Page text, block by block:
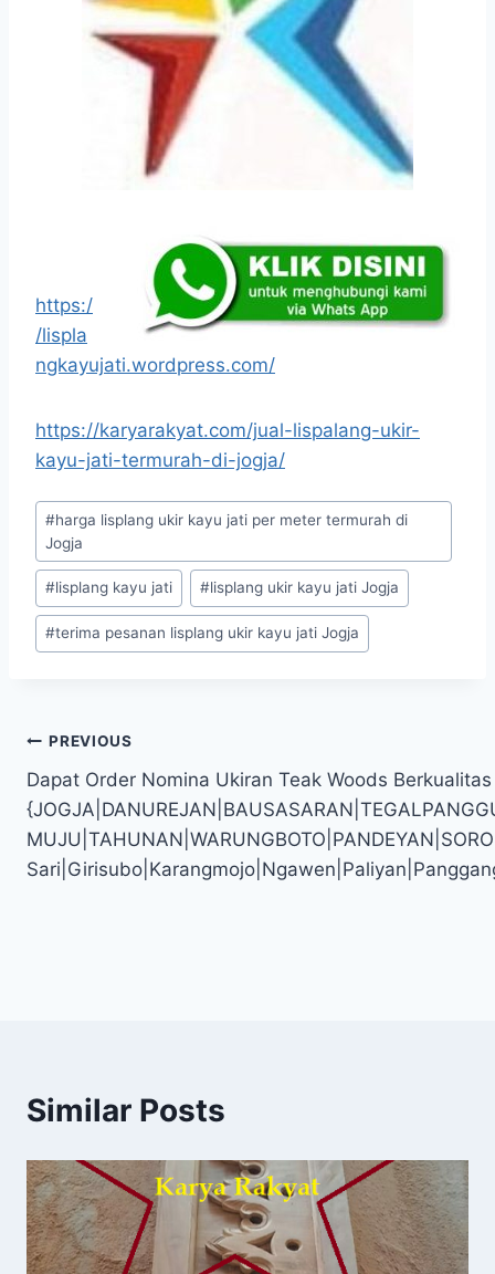
https:/
/lispla
ngkayujati.wordpress.com/
https://karyarakyat.com/jual-lispalang-ukir-
kayu-jati-termurah-di-jogja/
#harga lisplang ukir kayu jati per meter termurah di
Jogja
#lisplang kayu jati #lisplang ukir kayu jati Jogja
#terima pesanan lisplang ukir kayu jati Jogja
PREVIOUS
Dapat Order Nomina Ukiran Teak Woods Berkualitas
Similar Posts